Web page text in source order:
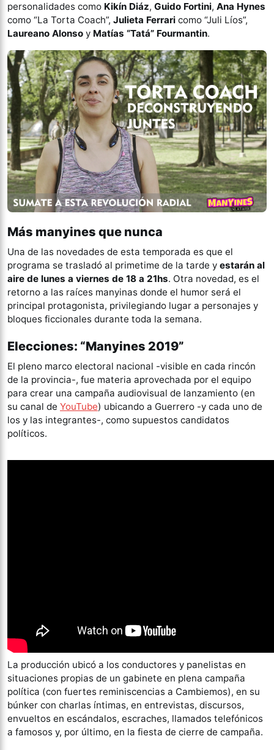
personalidades como Kikín Diáz, Guido Fortini, Ana Hynes
como “La Torta Coach”, Julieta Ferrari como “Juli Líos”,
Laureano Alonso y Matías “Tatá” Fourmantin.
Más manyines que nunca
Una de las novedades de esta temporada es que el
programa se trasladó al primetime de la tarde y estarán al
aire de lunes a viernes de 18 a 21hs. Otra novedad, es el
retorno a las raíces manyinas donde el humor será el
principal protagonista, privilegiando lugar a personajes y
bloques ficcionales durante toda la semana.
Elecciones: “Manyines 2019”
El pleno marco electoral nacional -visible en cada rincón
de la provincia-, fue materia aprovechada por el equipo
para crear una campaña audiovisual de lanzamiento (en
su canal de YouTube) ubicando a Guerrero -y cada uno de
los y las integrantes-, como supuestos candidatos
políticos.
La producción ubicó a los conductores y panelistas en
situaciones propias de un gabinete en plena campaña
política (con fuertes reminiscencias a Cambiemos), en su
búnker con charlas íntimas, en entrevistas, discursos,
envueltos en escándalos, escraches, llamados telefónicos
a famosos y, por último, en la fiesta de cierre de campaña.